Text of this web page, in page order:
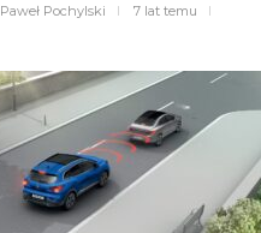
Paweł Pochylski 7 lat temu